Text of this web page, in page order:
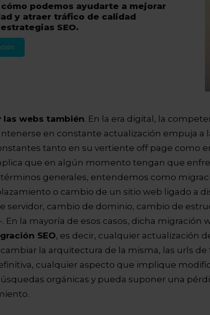
podemos ayudarte a mejorar
y atraer tráfico de calidad
SEO.
las webs también. En la era digital, la
en constante actualización empuja a
tanto en su vertiente off page como
que en algún momento tengan que
generales, entendemos como
o cambio de un sitio web ligado a
servidor, cambio de dominio, cambio de
En la mayoría de esos casos, dicha migración
SEO, es decir, cualquier actualización
la arquitectura de la misma, las urls de
cualquier aspecto que implique
orgánicas y pueda suponer una